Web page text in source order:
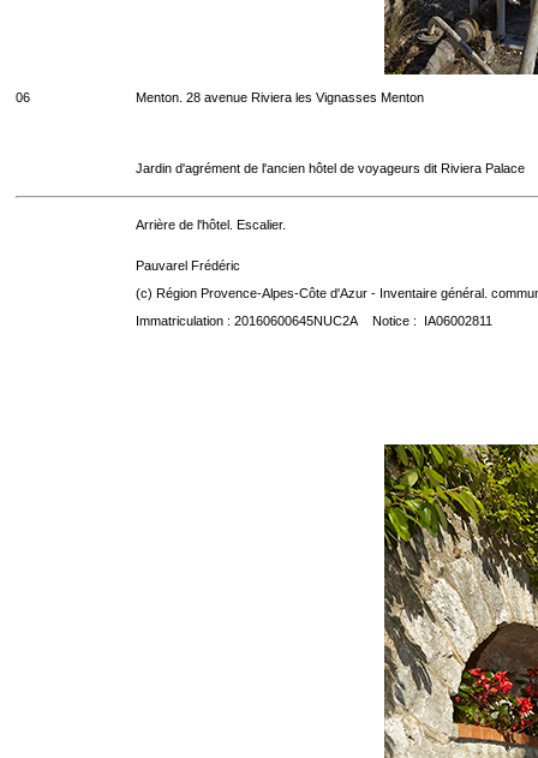
06 Menton. 28 avenue Riviera les Vignasses Menton
Jardin d'agrément de l'ancien hôtel de voyageurs dit Riviera Palace
Arrière de l'hôtel. Escalier.
Pauvarel Frédéric
(c) Région Provence-Alpes-Côte d'Azur - Inventaire général.
Immatriculation : 20160600645NUC2A Notice : IA06002811